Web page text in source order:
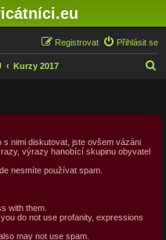
Přihlásit se
Registrovat
Kurzy 2017
d
nimi diskutovat, jste ovšem vázáni
výrazy hanobící skupinu obyvatel
nesmíte používat spam.
with them.
do not use profanity, expressions
may not use spam.